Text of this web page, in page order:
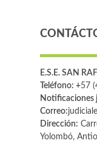
E.S.E. SAN
Teléfono: +57
Notificaciones
Correo:
Dirección:
Yolombó,